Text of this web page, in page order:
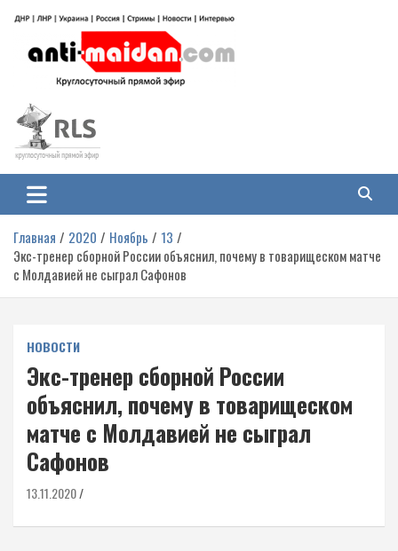
содержимому
Антимайдан: Гражданская война
на Украине
гражданской войне на Украине, включая события в Новороссии, ДНР,
ЛНР и других регионах.
Главная 2020 Ноябрь
13
Экс-тренер сборной России объяснил, почему в товарищеском матче
с Молдавией не сыграл Сафонов
НОВОСТИ
Экс-тренер сборной России
объяснил, почему в товарищеском
матче с Молдавией не сыграл
Сафонов
13.11.2020